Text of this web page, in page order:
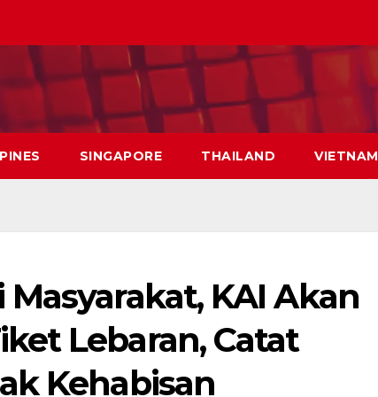
SINGAPORE THAILAND VIETNAM
KAI Akan
Lebaran, Catat
Kehabisan